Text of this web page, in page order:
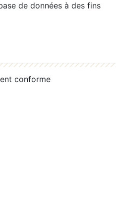
de données à des fins
conforme